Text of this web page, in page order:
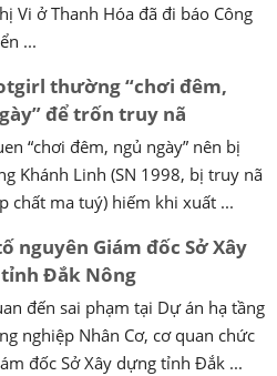
Vi ở Thanh Hóa đã đi báo Công
...
thường “chơi đêm,
để trốn truy nã
“chơi đêm, ngủ ngày” nên bị
Khánh Linh (SN 1998, bị truy nã
chất ma tuý) hiếm khi xuất ...
nguyên Giám đốc Sở Xây
Đắk Nông
đến sai phạm tại Dự án hạ tầng
nghiệp Nhân Cơ, cơ quan chức
đốc Sở Xây dựng tỉnh Đắk ...